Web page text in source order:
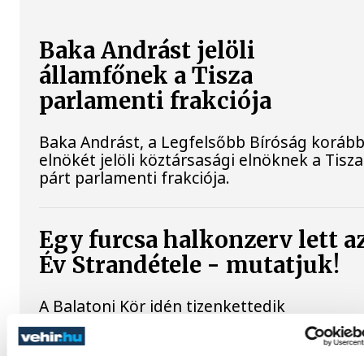
Baka Andrást jelöli
államfőnek a Tisza
parlamenti frakciója
Baka Andrást, a Legfelsőbb Bíróság
elnökét jelöli köztársasági elnöknek a Tisza
párt parlamenti frakciója.
Egy furcsa halkonzerv lett
Év Strandétele - mutatjuk!
A Balatoni Kör idén tizenkettedik
alkalommal hirdette meg az év strandétele
versenyt, amelyre minden eddiginél több,